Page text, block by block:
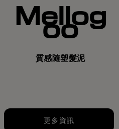
Mellog
oo
質感隨塑髮泥
更多資訊